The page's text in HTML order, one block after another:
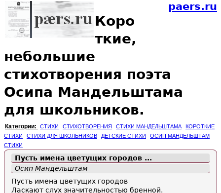
paers.ru
Коро
ткие,
небольшие
стихотворения поэта
Осипа Мандельштама
для школьников.
Категории: СТИХИ СТИХОТВОРЕНИЯ СТИХИ МАНДЕЛЬШТАМА
КОРОТКИЕ
СТИХИ
СТИХИ ДЛЯ ШКОЛЬНИКОВ ДЕТСКИЕ СТИХИ
ОСИП МАНДЕЛЬШТАМ
СТИХИ
Пусть имена цветущих городов ...
Осип Мандельштам
Пусть имена цветущих городов
Ласкают слух значительностью бренной.